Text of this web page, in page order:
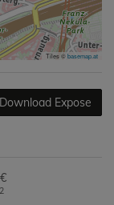
Tiles ©basemap.at
Download Expose
2